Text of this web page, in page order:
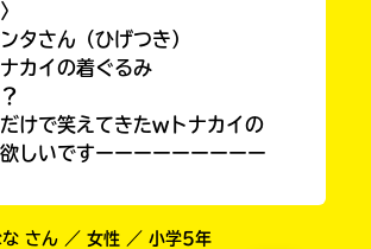
さん（ひげつき）
カイの着ぐるみ
けで笑えてきたwトナカイの
しいですーーーーーーーーー
さん ／ 女性 ／ 小学5年